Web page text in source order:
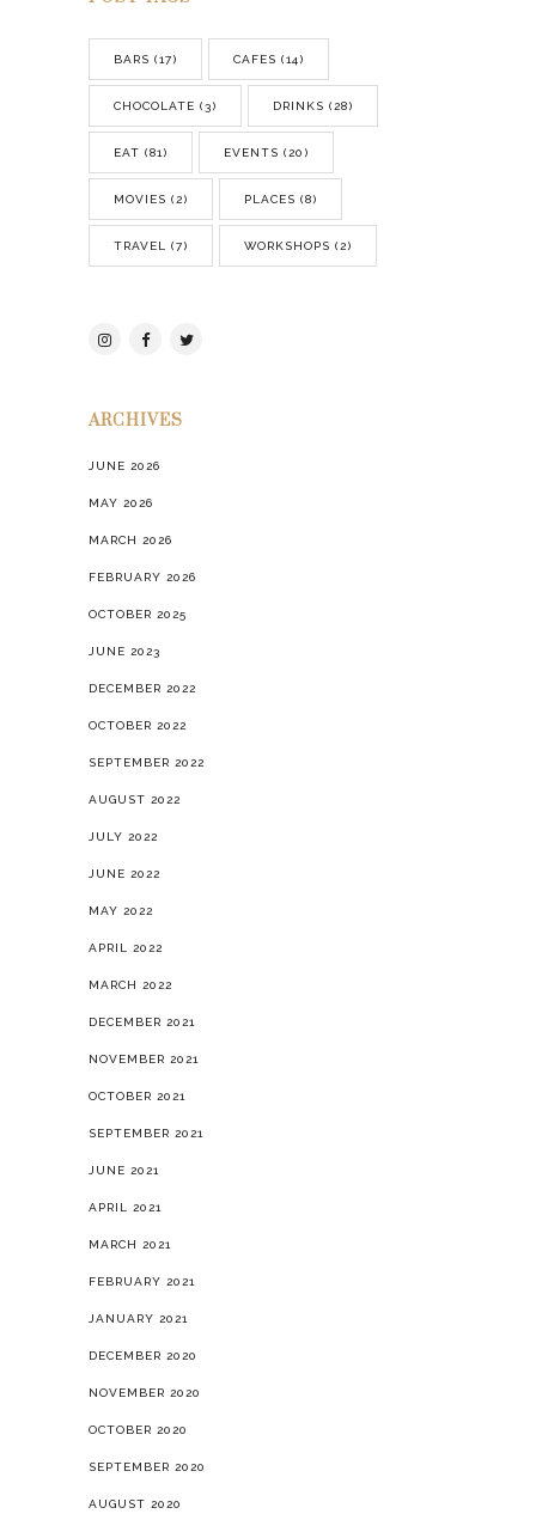
BARS (17) CAFES (14)
CHOCOLATE (3) DRINKS (28)
EAT (81) EVENTS (20)
MOVIES (2) PLACES (8)
TRAVEL (7) WORKSHOPS (2)
ARCHIVES
JUNE 2026
MAY 2026
MARCH 2026
FEBRUARY 2026
OCTOBER 2025
JUNE 2023
DECEMBER 2022
OCTOBER 2022
SEPTEMBER 2022
AUGUST 2022
JULY 2022
JUNE 2022
MAY 2022
APRIL 2022
MARCH 2022
DECEMBER 2021
NOVEMBER 2021
OCTOBER 2021
SEPTEMBER 2021
JUNE 2021
APRIL 2021
MARCH 2021
FEBRUARY 2021
JANUARY 2021
DECEMBER 2020
NOVEMBER 2020
OCTOBER 2020
SEPTEMBER 2020
AUGUST 2020